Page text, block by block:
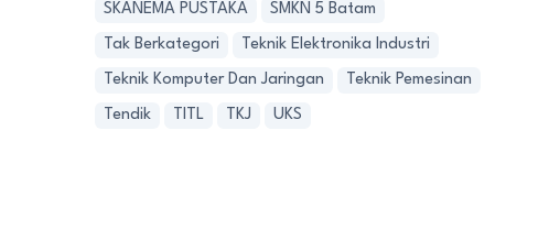
SKANEMA PUSTAKA SMKN 5 Batam
Tak Berkategori Teknik Elektronika Industri
Teknik Komputer Dan Jaringan Teknik Pemesinan
Tendik TITL TKJ UKS